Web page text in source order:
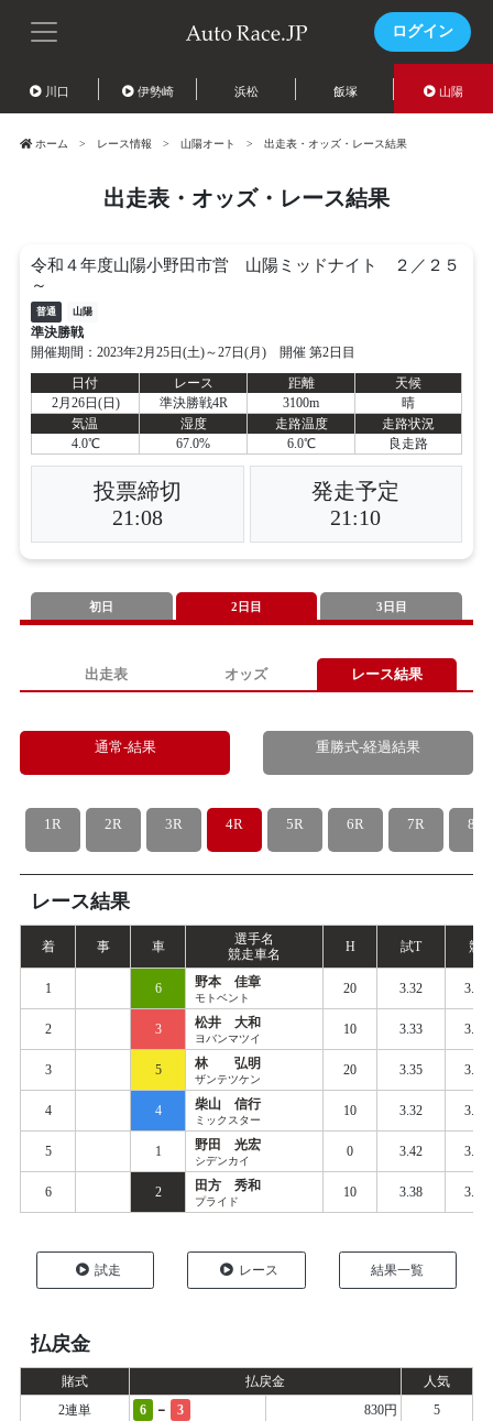
ログイン
川口 伊勢崎 浜松 飯塚 山陽
ホーム レース情報 山陽オート 出走表・オッズ・レース結果
出走表・オッズ・レース結果
令和４年度山陽小野田市営 山陽ミッドナイト ２／２５
～
普通 山陽
準決勝戦
開催期間：2023年2月25日(土)～27日(月) 開催 第2日目
日付
レース 距離
天候
2月26日(日)
準決勝戦4R 3100m
晴
気温
湿度 走路温度
走路状況
4.0℃
67.0% 6.0℃ 良走路
投票締切
21:08
発走予定
21:10
初日 2日目 3日目
出走表 オッズ レース結果
通常-結果 重勝式-経過結果
1R 2R 3R 4R 5R 6R 7R 8R
レース結果
着 事 車
選手名
競走車名
H 試T 競
1 6 野本 佳章
モトベント
20 3.32 3.381
2 3 松井 大和
ヨバンマツイ
10 3.33 3.399
3 5 林 弘明
ザンテツケン
20 3.35 3.394
4 4 柴山 信行
ミックスター
10 3.32 3.408
5 1 野田 光宏
シデンカイ
0 3.42 3.452
6 2 田方 秀和
プライド
10 3.38 3.444
試走 レース 結果一覧
払戻金
賭式 払戻金
人気
2連単
6 - 3 830円
5